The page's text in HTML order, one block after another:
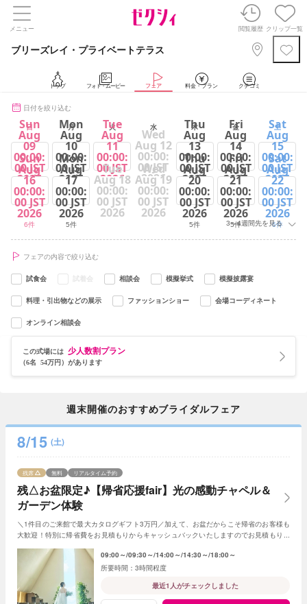
メニュー 閲覧履歴 クリップ一覧
ブリーズレイ・プライベートテラス
トップ フォト・ムービー フェア 料金・プラン クチコミ
日付を絞り込む
日 月 火 水 木 金 土
Sun
Aug
09
00:00:
00 JST
2026
6件
Mon
Aug
10
00:00:
00 JST
2026
5件
Tue
Aug
11
00:00:
00 JST
2026
6件
Wed
Aug 12
00:00:
00 JST
2026
Thu
Aug
13
00:00:
00 JST
2026
5件
Fri
Aug
14
00:00:
00 JST
2026
5件
Sat
Aug
15
00:00:
00 JST
2026
6件
Sun
Aug
16
00:00:
00 JST
2026
6件
Mon
Aug
17
00:00:
00 JST
2026
5件
Tue
Aug 18
00:00:
00 JST
2026
Wed
Aug 19
00:00:
00 JST
2026
Thu
Aug
20
00:00:
00 JST
2026
5件
Fri
Aug
21
00:00:
00 JST
2026
5件
Sat
Aug
22
00:00:
00 JST
2026
6件
3～4週間先を見る
フェアの内容で絞り込む
試食会 試着会 相談会 模擬挙式 模擬披露宴
料理・引出物などの展示 ファッションショー 会場コーディネート
オンライン相談会
この式場には 少人数割プラン
（6名 54万円）があります
週末開催のおすすめブライダルフェア
8/15 (土)
残△お盆限定♪【帰省応援fair】光の感動チャペル＆
ガーデン体験
残席 無料 リアルタイム予約
＼1件目のご来館で最大カタログギフト3万円／加えて、お盆だからこそ帰省のお客様も
大歓迎！特別に帰省費をお見積もりからキャッシュバックいたしますのでお見積もり作
09:00～ 09:30～ 14:00～ 14:30～ 18:00～
3時間程度
最近1人がチェックしました